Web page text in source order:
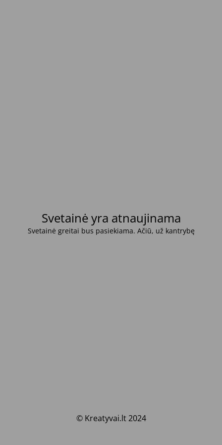
Svetainė yra atnaujinama
Svetainė greitai bus pasiekiama. Ačiū, už kantrybę
© Kreatyvai.lt 2024